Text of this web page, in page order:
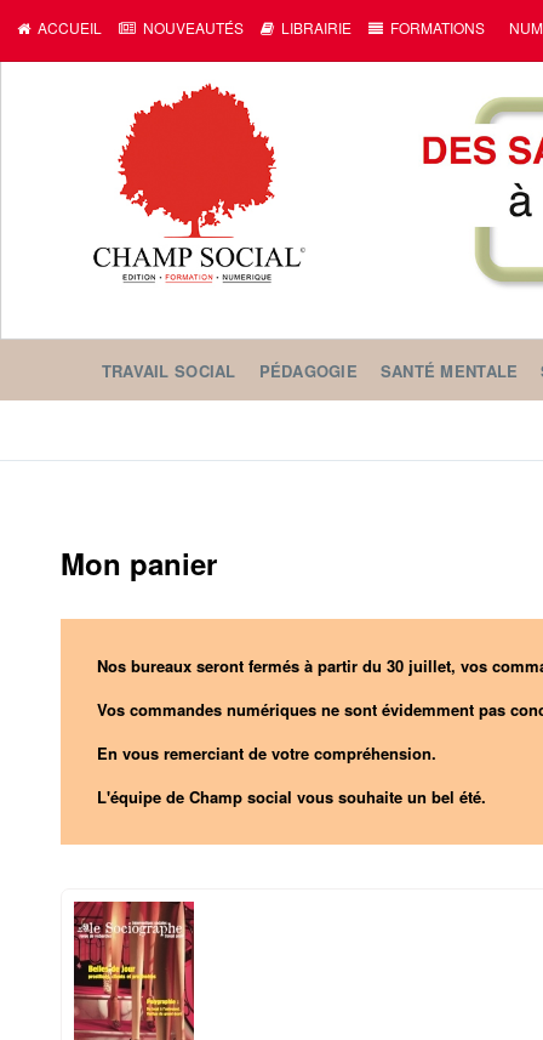
ACCUEIL NOUVEAUTÉS LIBRAIRIE FORMATIONS
TRAVAIL SOCIAL PÉDAGOGIE SANTÉ MENTALE
Mon panier
Nos bureaux seront fermés à partir du 30 juillet, vos
Vos commandes numériques ne sont évidemment pas
En vous remerciant de votre compréhension.
L'équipe de Champ social vous souhaite un bel été.